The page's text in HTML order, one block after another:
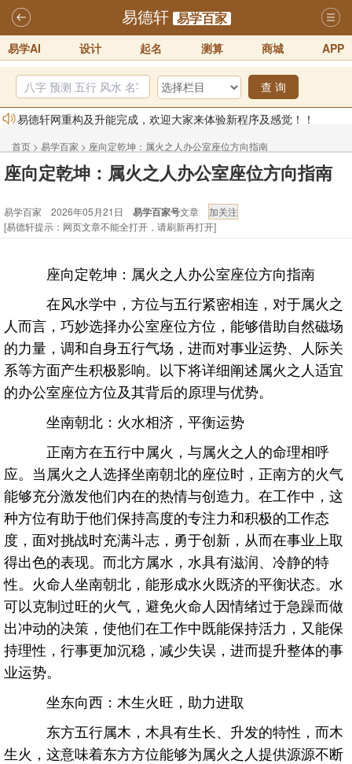
易德轩 易学百家
易学AI 设计 起名 测算 商城 APP
查 询
易德轩网重构及升能完成，欢迎大家来体验新程序及感觉！！
2025-07-01
2026年化太岁锦囊属马、鼠、牛、龙、兔、狗、鸡生肖化太岁开始预
2026丙午年铁笔居士精批年运说明
2025-10-12
易德轩首席风水大师铁笔居士简介！！
易德轩易学ai，ai批八字紫微命理相学，ai智能体客服系统开通，欢迎
体验！！
2025-07-01
首页 > 易学百家 > 座向定乾坤：属火之人办公室座位方向指南
座向定乾坤：属火之人办公室座位方向指南
易学百家 2026年05月21日 易学百家号文章
[易德轩提示：网页文章不能全打开，请刷新再打开]
座向定乾坤：属火之人办公室座位方向指南
在风水学中，方位与五行紧密相连，对于属火之
人而言，巧妙选择办公室座位方位，能够借助自然磁场
的力量，调和自身五行气场，进而对事业运势、人际关
系等方面产生积极影响。以下将详细阐述属火之人适宜
的办公室座位方位及其背后的原理与优势。
坐南朝北：火水相济，平衡运势
正南方在五行中属火，与属火之人的命理相呼
应。当属火之人选择坐南朝北的座位时，正南方的火气
能够充分激发他们内在的热情与创造力。在工作中，这
种方位有助于他们保持高度的专注力和积极的工作态
度，面对挑战时充满斗志，勇于创新，从而在事业上取
得出色的表现。而北方属水，水具有滋润、冷静的特
性。火命人坐南朝北，能形成水火既济的平衡状态。水
可以克制过旺的火气，避免火命人因情绪过于急躁而做
出冲动的决策，使他们在工作中既能保持活力，又能保
持理性，行事更加沉稳，减少失误，进而提升整体的事
业运势。
坐东向西：木生火旺，助力进取
东方五行属木，木具有生长、升发的特性，而木
生火，这意味着东方方位能够为属火之人提供源源不断